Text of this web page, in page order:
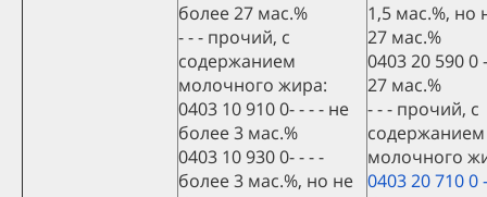
более 27 мас.%
- - - прочий, с
содержанием
молочного жира:
0403 10 910 0- - - - не
более 3 мас.%
0403 10 930 0- - - -
более 3 мас.%, но не
1,5 мас.%, но
27 мас.%
0403 20 590 0
27 мас.%
- - - прочий, с
содержанием
молочного
0403 20 710 0